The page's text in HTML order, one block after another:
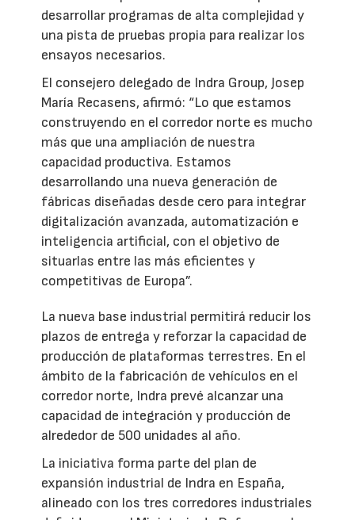
desarrollar programas de alta complejidad y
una pista de pruebas propia para realizar los
ensayos necesarios.
El consejero delegado de Indra Group, Josep
María Recasens, afirmó: “Lo que estamos
construyendo en el corredor norte es mucho
más que una ampliación de nuestra
capacidad productiva. Estamos
desarrollando una nueva generación de
fábricas diseñadas desde cero para integrar
digitalización avanzada, automatización e
inteligencia artificial, con el objetivo de
situarlas entre las más eficientes y
competitivas de Europa”.
La nueva base industrial permitirá reducir los
plazos de entrega y reforzar la capacidad de
producción de plataformas terrestres. En el
ámbito de la fabricación de vehículos en el
corredor norte, Indra prevé alcanzar una
capacidad de integración y producción de
alrededor de 500 unidades al año.
La iniciativa forma parte del plan de
expansión industrial de Indra en España,
alineado con los tres corredores industriales